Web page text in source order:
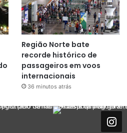
Região Norte bate
recorde histórico de
passageiros em voos
internacionais
36 minutos atrás